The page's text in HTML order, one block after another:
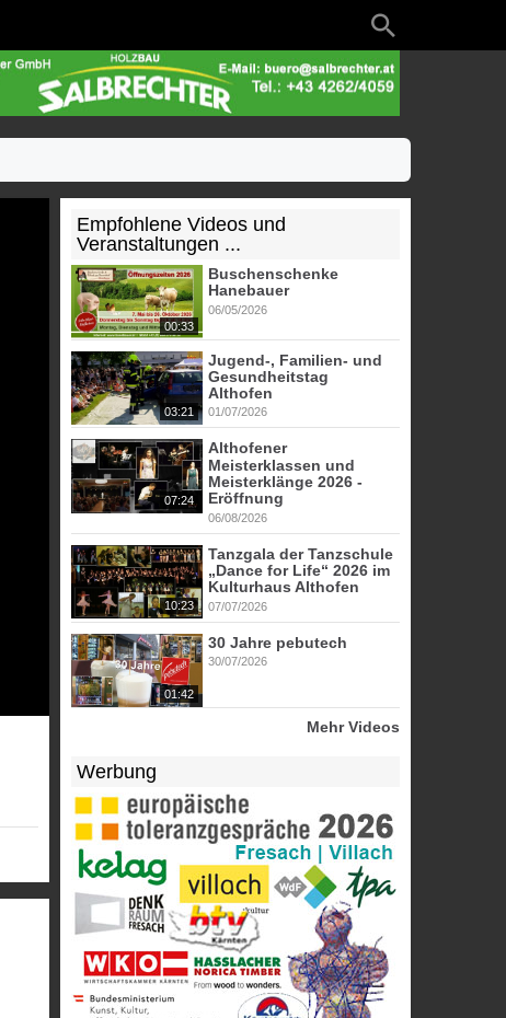
Empfohlene Videos und
Veranstaltungen ...
00:33
Buschenschenke
Hanebauer
06/05/2026
03:21
Jugend-, Familien- und
Gesundheitstag
Althofen
01/07/2026
07:24
Althofener
Meisterklassen und
Meisterklänge 2026 -
Eröffnung
06/08/2026
10:23
Tanzgala der Tanzschule
„Dance for Life“ 2026 im
Kulturhaus Althofen
07/07/2026
01:42
30 Jahre pebutech
30/07/2026
Mehr Videos
Werbung